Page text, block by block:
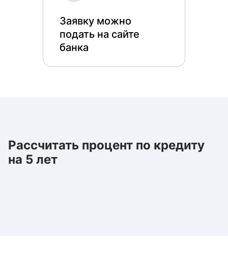
Заявку можно
подать на сайте
банка
Рассчитать процент по кредиту
на 5 лет